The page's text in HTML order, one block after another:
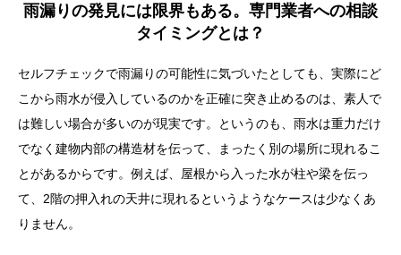
雨漏りの発見には限界もある。専門業者への相談
タイミングとは？
セルフチェックで雨漏りの可能性に気づいたとしても、実際にど
こから雨水が侵入しているのかを正確に突き止めるのは、素人で
は難しい場合が多いのが現実です。というのも、雨水は重力だけ
でなく建物内部の構造材を伝って、まったく別の場所に現れるこ
とがあるからです。例えば、屋根から入った水が柱や梁を伝っ
て、2階の押入れの天井に現れるというようなケースは少なくあ
りません。